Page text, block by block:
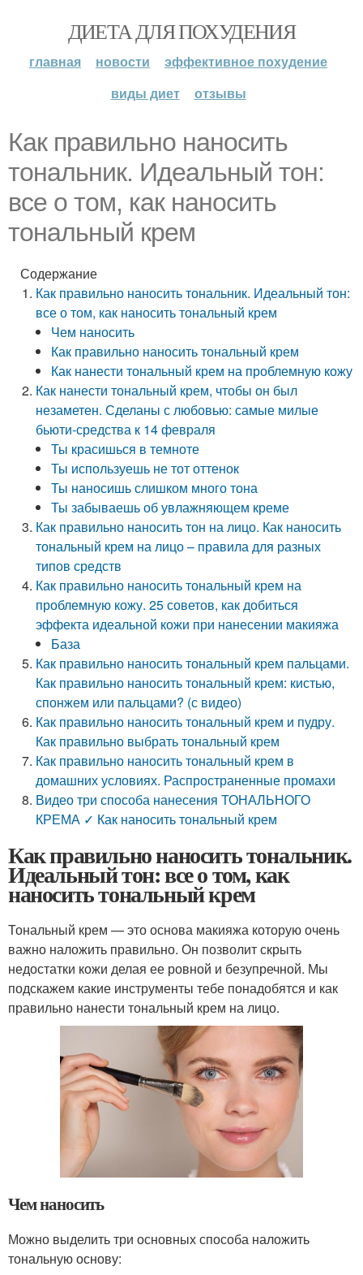
ДИЕТА ДЛЯ ПОХУДЕНИЯ
главная новости
эффективное похудение
виды диет
отзывы
Как правильно наносить
тональник. Идеальный тон:
все о том, как наносить
тональный крем
Содержание
Как правильно наносить тональник. Идеальный тон:
все о том, как наносить тональный крем
Чем наносить
Как правильно наносить тональный крем
Как нанести тональный крем на проблемную кожу
Как нанести тональный крем, чтобы он был
незаметен. Сделаны с любовью: самые милые
бьюти-средства к 14 февраля
Ты красишься в темноте
Ты используешь не тот оттенок
Ты наносишь слишком много тона
Ты забываешь об увлажняющем креме
Как правильно наносить тон на лицо. Как наносить
тональный крем на лицо – правила для разных
типов средств
Как правильно наносить тональный крем на
проблемную кожу. 25 советов, как добиться
эффекта идеальной кожи при нанесении макияжа
База
Как правильно наносить тональный крем пальцами.
Как правильно наносить тональный крем: кистью,
спонжем или пальцами? (с видео)
Как правильно наносить тональный крем и пудру.
Как правильно выбрать тональный крем
Как правильно наносить тональный крем в
домашних условиях. Распространенные промахи
Видео три способа нанесения ТОНАЛЬНОГО
КРЕМА ✓ Как наносить тональный крем
Как правильно наносить тональник.
Идеальный тон: все о том, как
наносить тональный крем
Тональный крем — это основа макияжа которую очень
важно наложить правильно. Он позволит скрыть
недостатки кожи делая ее ровной и безупречной. Мы
подскажем какие инструменты тебе понадобятся и как
правильно нанести тональный крем на лицо.
Чем наносить
Можно выделить три основных способа наложить
тональную основу: